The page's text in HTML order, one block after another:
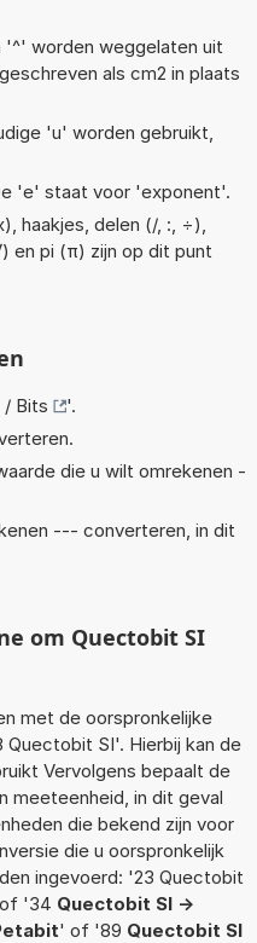
worden weggelaten uit
als cm2 in plaats
'u' worden gebruikt,
'e' staat voor 'exponent'.
haakjes, delen (/, :, ÷),
en pi (π) zijn op dit punt
/ Bits
'.
die u wilt omrekenen -
--- converteren, in dit
om Quectobit SI
met de oorspronkelijke
SI'. Hierbij kan de
Vervolgens bepaalt de
meeteenheid, in dit geval
die bekend zijn voor
die u oorspronkelijk
ingevoerd: '23 Quectobit
'34 Quectobit SI ->
' of '89 Quectobit SI